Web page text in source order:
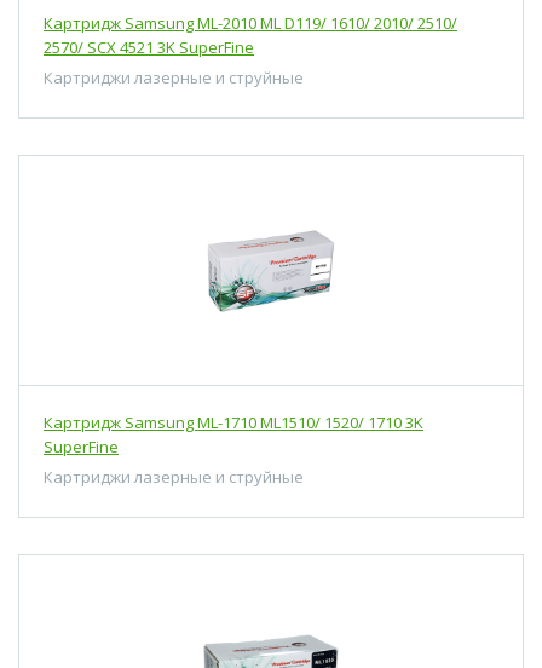
Картридж Samsung ML-2010 ML D119/ 1610/ 2010/ 2510/
2570/ SCX 4521 3K SuperFine
Картриджи лазерные и струйные
Картридж Samsung ML-1710 ML1510/ 1520/ 1710 3K
SuperFine
Картриджи лазерные и струйные